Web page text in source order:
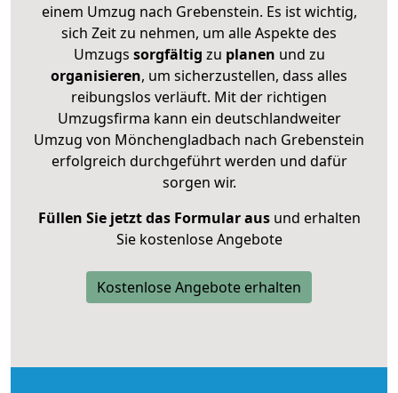
einem Umzug nach Grebenstein. Es ist wichtig,
sich Zeit zu nehmen, um alle Aspekte des
Umzugs sorgfältig zu planen und zu
organisieren, um sicherzustellen, dass alles
reibungslos verläuft. Mit der richtigen
Umzugsfirma kann ein deutschlandweiter
Umzug von Mönchengladbach nach Grebenstein
erfolgreich durchgeführt werden und dafür
sorgen wir.
Füllen Sie jetzt das Formular ausund erhalten
Sie kostenlose Angebote
Kostenlose Angebote erhalten